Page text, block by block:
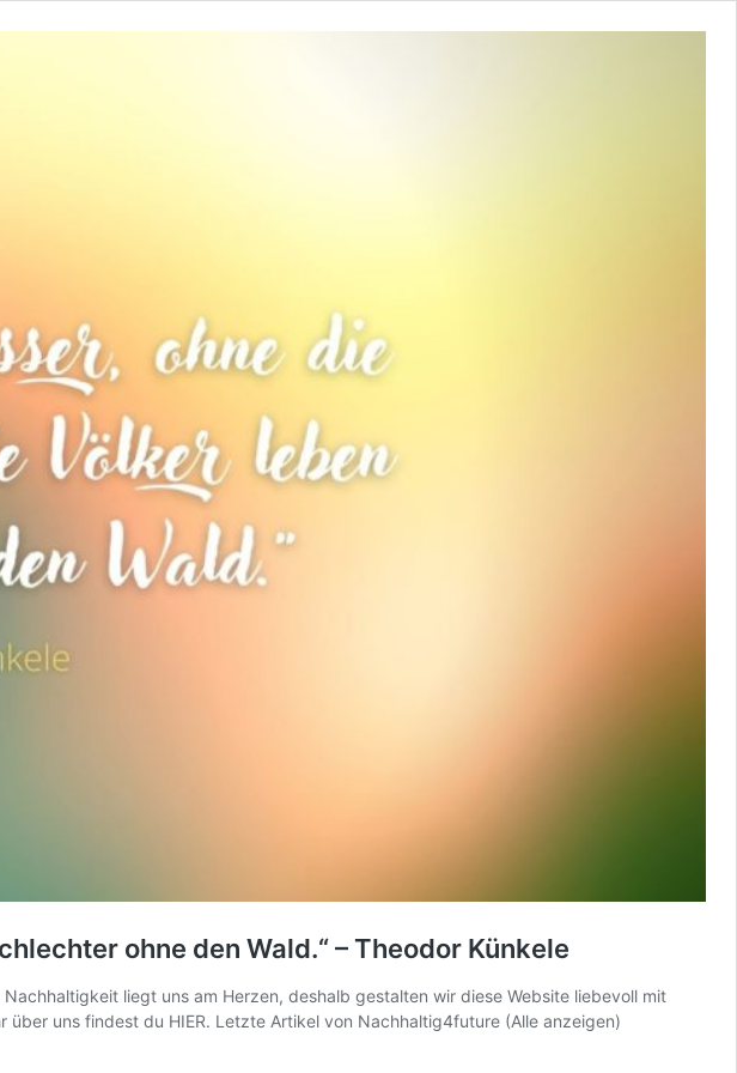
ohne den Wald.“ – Theodor Künkele
liegt uns am Herzen, deshalb gestalten wir diese Website liebevoll mit
uns findest du HIER. Letzte Artikel von Nachhaltig4future (Alle anzeigen)